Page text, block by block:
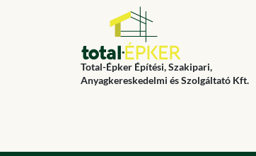
Total-Épker Építési, Szakipari,
Anyagkereskedelmi és Szolgáltató Kft.